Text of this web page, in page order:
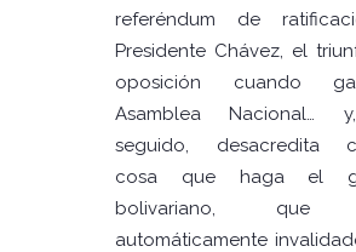
referéndum de
Presidente Chávez, el
oposición cuando
Asamblea Nacional…
seguido, desacredita
cosa que haga el
bolivariano, que
automáticamente